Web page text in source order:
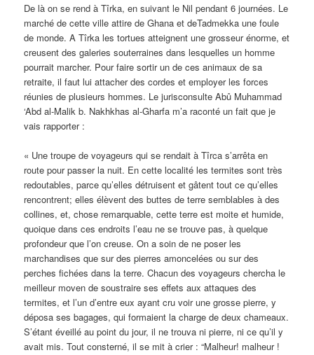
De là on se rend à Tîrka, en suivant le Nil pendant 6 journées. Le
marché de cette ville attire de Ghana et deTadmekka une foule
de monde. A Tîrka les tortues atteignent une grosseur énorme, et
creusent des galeries souterraines dans lesquelles un homme
pourrait marcher. Pour faire sortir un de ces animaux de sa
retraite, il faut lui attacher des cordes et employer les forces
réunies de plusieurs hommes. Le jurisconsulte Abû Muhammad
‘Abd al-Malik b. Nakhkhas al-Gharfa m’a raconté un fait que je
vais rapporter :
« Une troupe de voyageurs qui se rendait à Tîrca s’arrêta en
route pour passer la nuit. En cette localité les termites sont très
redoutables, parce qu’elles détruisent et gâtent tout ce qu’elles
rencontrent; elles élèvent des buttes de terre semblables à des
collines, et, chose remarquable, cette terre est moite et humide,
quoique dans ces endroits l’eau ne se trouve pas, à quelque
profondeur que l’on creuse. On a soin de ne poser les
marchandises que sur des pierres amoncelées ou sur des
perches fichées dans la terre. Chacun des voyageurs chercha le
meilleur moven de soustraire ses effets aux attaques des
termites, et l’un d’entre eux ayant cru voir une grosse pierre, y
déposa ses bagages, qui formaient la charge de deux chameaux.
S’étant éveillé au point du jour, il ne trouva ni pierre, ni ce qu’il y
avait mis. Tout consterné, il se mit à crier : “Malheur! malheur !